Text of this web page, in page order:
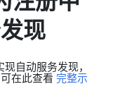
现
自动服务发现，
在此查看 完整示